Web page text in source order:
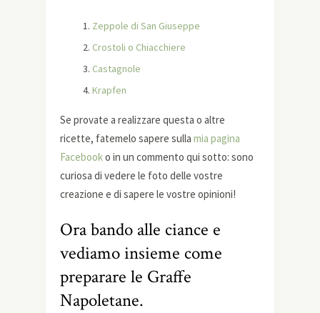
Zeppole di San Giuseppe
Crostoli o Chiacchiere
Castagnole
Krapfen
Se provate a realizzare questa o altre
ricette, fatemelo sapere sulla mia pagina
Facebooko in un commento qui sotto: sono
curiosa di vedere le foto delle vostre
creazione e di sapere le vostre opinioni!
Ora bando alle ciance e
vediamo insieme come
preparare le Graffe
Napoletane.